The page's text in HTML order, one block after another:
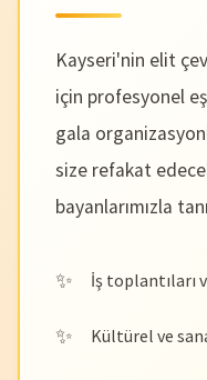
Kayseri'nin elit
için profesyonel
gala
size refakat
bayanlarımızla
İş
Kültürel ve